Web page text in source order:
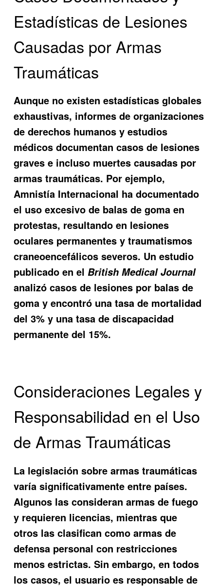
Estadísticas de Lesiones
Causadas por Armas
Traumáticas
Aunque no existen estadísticas globales
exhaustivas, informes de organizaciones
de derechos humanos y estudios
médicos documentan casos de lesiones
graves e incluso muertes causadas por
armas traumáticas. Por ejemplo,
Amnistía Internacional ha documentado
el uso excesivo de balas de goma en
protestas, resultando en lesiones
oculares permanentes y traumatismos
craneoencefálicos severos. Un estudio
publicado en el British Medical Journal
analizó casos de lesiones por balas de
goma y encontró una tasa de mortalidad
del 3% y una tasa de discapacidad
permanente del 15%.
Consideraciones Legales y
Responsabilidad en el Uso
de Armas Traumáticas
La legislación sobre armas traumáticas
varía significativamente entre países.
Algunos las consideran armas de fuego
y requieren licencias, mientras que
otros las clasifican como armas de
defensa personal con restricciones
menos estrictas. Sin embargo, en todos
los casos, el usuario es responsable de